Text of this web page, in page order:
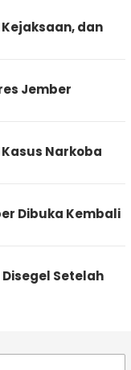
dan
Jember
Narkoba
Dibuka Kembali
Setelah